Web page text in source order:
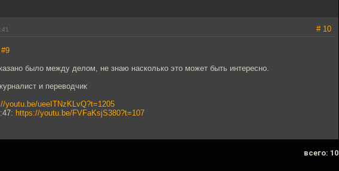
# 10
#9
было между делом, не знаю насколько это может быть интересно.
и переводчик
youtu.be/ueeITNzKLvQ?t=1205
https://youtu.be/FVFaKsjS380?t=107
всего: 10